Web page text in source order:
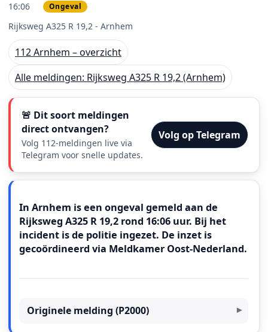
16:06 Ongeval
Rijksweg A325 R 19,2 - Arnhem
112 Arnhem – overzicht
Alle meldingen: Rijksweg A325 R 19,2 (Arnhem)
🚨 Dit soort meldingen
direct ontvangen?
Volg 112-meldingen live via
Telegram voor snelle updates.
Volg op Telegram
In Arnhem is een ongeval gemeld aan de
Rijksweg A325 R 19,2 rond 16:06 uur. Bij het
incident is de politie ingezet. De inzet is
gecoördineerd via Meldkamer Oost‑Nederland.
Originele melding (P2000)